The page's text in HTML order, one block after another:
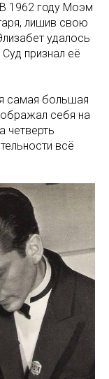
1962 году Моэм
лишив свою
удалось
признал её
самая большая
себя на
четверть
всё